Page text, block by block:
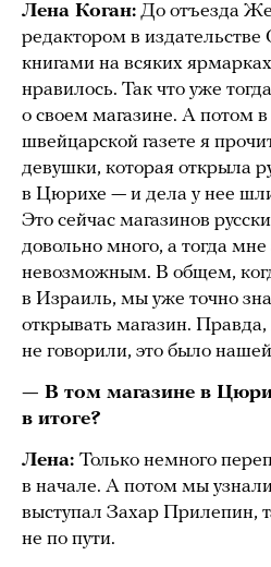
Лена Коган: До отъезда
редактором в издательстве
книгами на всяких
нравилось. Так что уже
о своем магазине. А потом в
швейцарской газете я
девушки, которая открыла
в Цюрихе — и дела у нее
Это сейчас магазинов
довольно много, а тогда мне
невозможным. В общем,
в Израиль, мы уже точно
открывать магазин.
не говорили, это было
— В том магазине в
в итоге?
Лена: Только немного
в начале. А потом мы
выступал Захар Прилепин,
не по пути.